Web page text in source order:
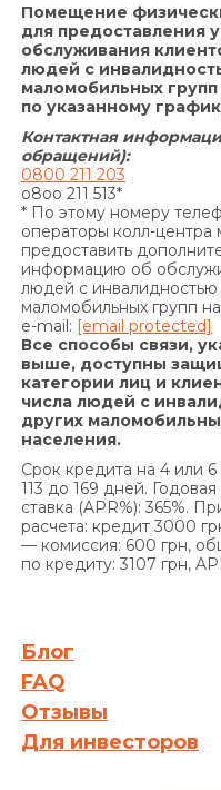
По договору о
продукту
Согласно
«В случае
денежного
за пользование
выдачу Кредита
предусматривают
Кредита) и/или
дополнительных
условия
Договору
выдачу в Кредит
средств) и/
определенные
основании
Гражданского
имеет право
уплатить
с учетом 3700 (три
годовых от
задолженности.
задолженности,
проценты за
сумму
Кредита
предусматривают
Помещение
для предоставления
обслуживания
людей с
маломобильных
по указанному
Контактная
обращений):
0800 211 203
o8oo 211 513*
* По этому номеру
операторы колл-центра
предоставить
информацию об
людей с инвалидностью
маломобильных групп
e-mail: [email protected]
Все способы связи,
выше, доступны
категории лиц и
числа людей с
других
населения.
Срок кредита на 4 или 6
113 до 169 дней.
ставка (APR%): 365%.
расчета: кредит 3000
— комиссия: 600 грн,
по кредиту: 3107 грн,
Блог
FAQ
Отзывы
Для инвесторов